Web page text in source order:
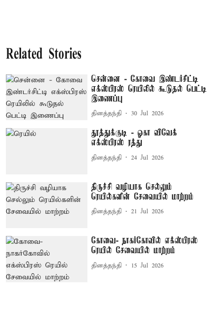
Related Stories
சென்னை - கோவை இண்டர்சிட்டி
எக்ஸ்பிரஸ் ரெயிலில் கூடுதல் பெட்டி
இணைப்பு
தினத்தந்தி 30 Jul 2026
தூத்துக்குடி - ஓகா விவேக்
எக்ஸ்பிரஸ் ரத்து
தினத்தந்தி 24 Jul 2026
திருச்சி வழியாக செல்லும்
ரெயில்களின் சேவையில் மாற்றம்
தினத்தந்தி 21 Jul 2026
கோவை- நாகர்கோவில் எக்ஸ்பிரஸ்
ரெயில் சேவையில் மாற்றம்
தினத்தந்தி 15 Jul 2026